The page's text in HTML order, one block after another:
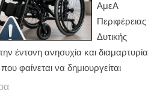
ΑμεΑ
Περιφέρειας
Δυτικής
έντονη ανησυχία και διαμαρτυρία
φαίνεται να δημιουργείται